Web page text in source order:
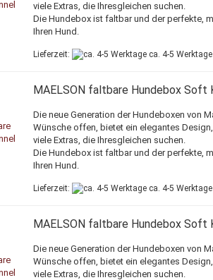
viele Extras, die Ihresgleichen suchen.
Die Hundebox ist faltbar und der perfekte,
Ihren Hund.
Lieferzeit: ca. 4-5 Werktage
MAELSON faltbare Hundebox Soft
Die neue Generation der Hundeboxen von
Wünsche offen, bietet ein elegantes
viele Extras, die Ihresgleichen suchen.
Die Hundebox ist faltbar und der perfekte,
Ihren Hund.
Lieferzeit: ca. 4-5 Werktage
MAELSON faltbare Hundebox Soft
Die neue Generation der Hundeboxen von
Wünsche offen, bietet ein elegantes
viele Extras, die Ihresgleichen suchen.